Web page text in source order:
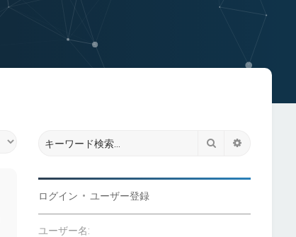
検索
ログイン • ユーザー登録
ユーザー名: